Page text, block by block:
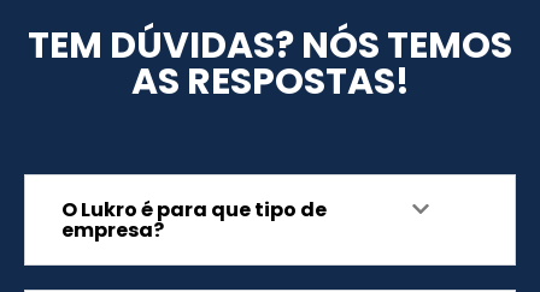
TEM DÚVIDAS? NÓS TEMOS
AS RESPOSTAS!
O Lukro é para que tipo de
empresa?